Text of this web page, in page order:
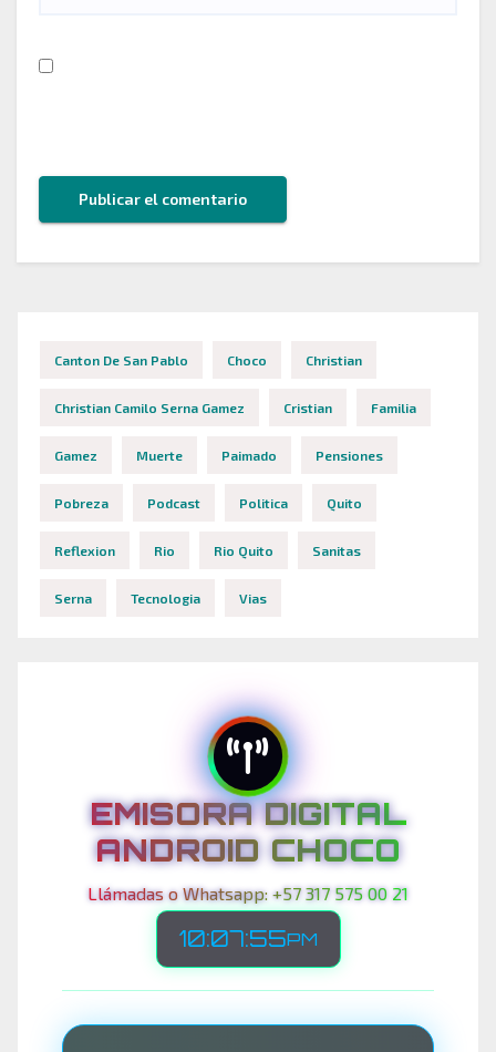
Canton De San Pablo Choco Christian
Christian Camilo Serna Gamez Cristian Familia
Gamez Muerte Paimado Pensiones
Pobreza Podcast Politica Quito
Reflexion Rio Rio Quito Sanitas
Serna Tecnologia Vias
EMISORA DIGITAL
ANDROID CHOCO
Llámadas o Whatsapp: +57 317 575 00 21
10:07:57PM